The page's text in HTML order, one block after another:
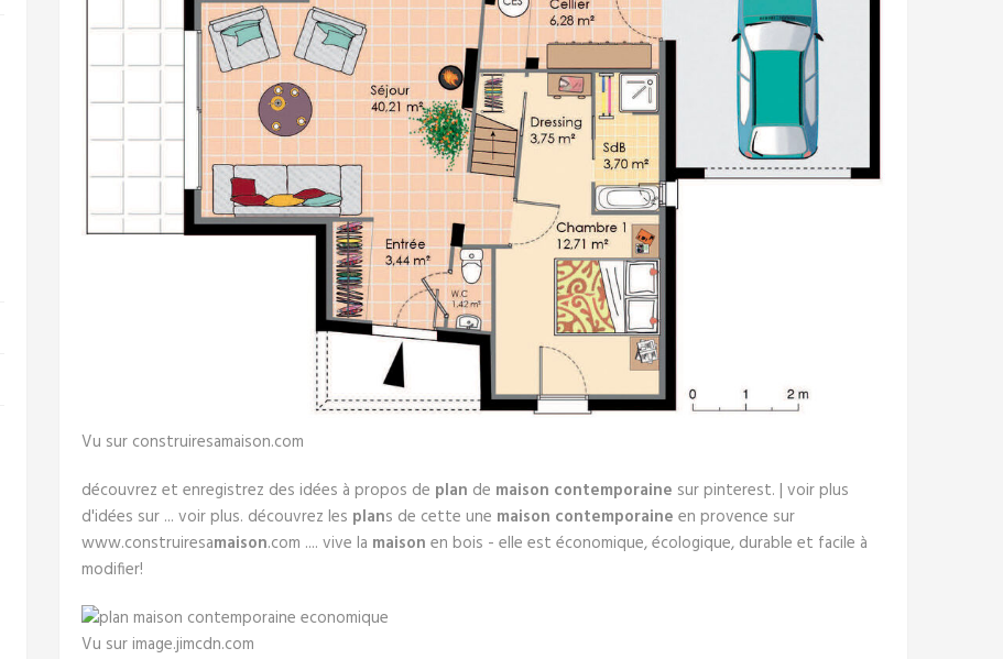
Vu sur construiresamaison.com
découvrez et enregistrez des idées à propos de plan de maison contemporaine sur pinterest. | voir plus
d'idées sur ... voir plus. découvrez les plans de cette une maison contemporaine en provence sur
www.construiresamaison.com .... vive la maison en bois - elle est économique, écologique, durable et facile à
modifier!
Vu sur image.jimcdn.com